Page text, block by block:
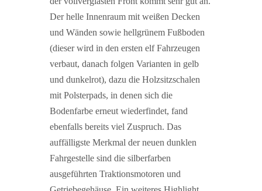
Der helle Innenraum mit weißen Decken
und Wänden sowie hellgrünem Fußboden
(dieser wird in den ersten elf Fahrzeugen
verbaut, danach folgen Varianten in gelb
und dunkelrot), dazu die Holzsitzschalen
mit Polsterpads, in denen sich die
Bodenfarbe erneut wiederfindet, fand
ebenfalls bereits viel Zuspruch. Das
auffälligste Merkmal der neuen dunklen
Fahrgestelle sind die silberfarben
ausgeführten Traktionsmotoren und